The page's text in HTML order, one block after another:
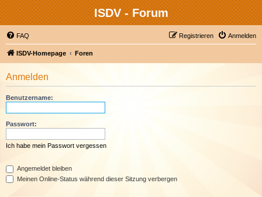
ISDV - Forum
FAQ Anmelden
Registrieren
ISDV-Homepage Foren
Anmelden
Benutzername:
Passwort:
Ich habe mein Passwort vergessen
Angemeldet bleiben
Meinen Online-Status während dieser Sitzung verbergen